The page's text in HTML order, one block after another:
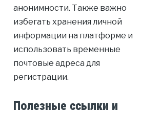
анонимности. Также важно
избегать хранения личной
информации на платформе и
использовать временные
почтовые адреса для
регистрации.
Полезные ссылки и